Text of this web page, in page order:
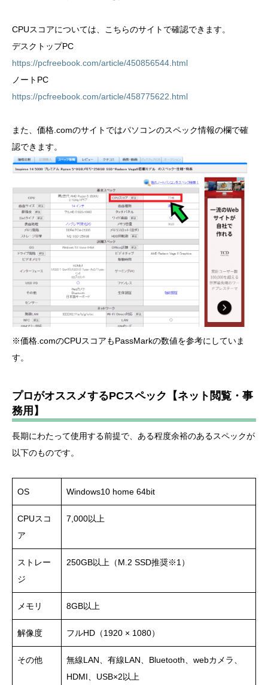
CPUスコアについては、こちらのサイトで確認できます。
デスクトップPC
https://pcfreebook.com/article/450856544.html
ノートPC
https://pcfreebook.com/article/458775622.html
また、価格.comのサイトではパソコンのスペック情報の欄で確
認できます。
※価格.comのCPUスコアもPassMarkの数値を参考にしていま
す。
プロがオススメするPCスペック【ネット閲覧・事
務用】
長期にわたって使用する前提で、ある程度余裕のあるスペックが
以下のものです。
OS Windows10 home 64bit
CPUスコ
ア
7,000以上
ストレー
ジ
250GB以上（M.2 SSD推奨※1）
メモリ 8GB以上
解像度 フルHD（1920 × 1080）
その他
無線LAN、有線LAN、Bluetooth、webカメラ、
HDMI、USB×2以上